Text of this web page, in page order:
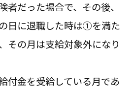
者だった場合で、その後、
日に退職した時は①を満た
その月は支給対象外になり
付金を受給している月であ